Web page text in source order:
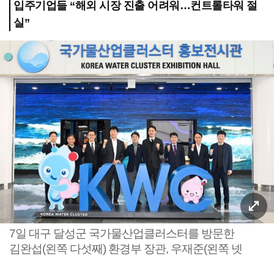
입주기업들 “해외 시장 진출 어려워…컨트롤타워 절
실”
7일 대구 달성군 국가물산업클러스터를 방문한
김완섭(왼쪽 다섯째) 환경부 장관, 우재준(왼쪽 넷